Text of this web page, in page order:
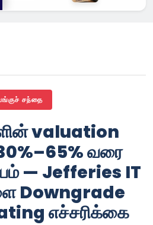
சந்தை
valuation
வரை
— Jefferies IT
Downgrade
எச்சரிக்கை